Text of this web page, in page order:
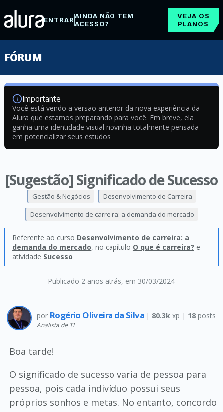
ENTRARAINDA NÃO TEM
ACESSO?
VEJA OS
PLANOS
FÓRUM
Importante
Você está vendo a versão anterior da nova experiência da
Alura que estamos preparando para você. Em breve, ela
ganha uma identidade visual novinha totalmente pensada
em potencializar seus estudos!
[Sugestão] Significado de Sucesso
Publicado 2 anos atrás, em 30/03/2024
Gestão & Negócios Desenvolvimento de Carreira
Desenvolvimento de carreira: a demanda do mercado
Referente ao curso Desenvolvimento de carreira: a
demanda do mercado, no capítulo O que é carreira? e
atividade Sucesso
por Rogério Oliveira da Silva | 80.3k xp | 18 posts
Analista de TI
Boa tarde!
O significado de sucesso varia de pessoa para
pessoa, pois cada indivíduo possui seus
próprios sonhos e metas. No entanto, concordo